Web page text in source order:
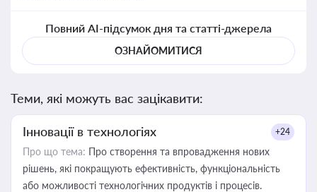
Повний AI-підсумок дня та статті-джерела
ОЗНАЙОМИТИСЯ
Теми, які можуть вас зацікавити:
Інновації в технологіях +24
Про що тема: Про створення та впровадження нових
рішень, які покращують ефективність, функціональність
або можливості технологічних продуктів і процесів.